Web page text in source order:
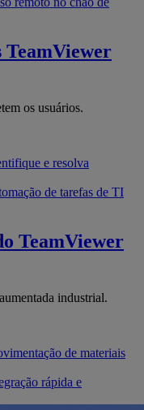
TeamViewer
os usuários.
e resolva
de tarefas de TI
TeamViewer
industrial.
de materiais
rápida e